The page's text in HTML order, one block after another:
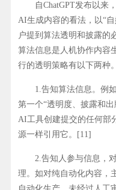
自ChatGPT发布以来，
AI生成内容的看法，以“
户提到算法透明和披露的
算法信息是人机协作内容
行的透明策略有以下两种。
1.告知算法信息。例如
第一个“透明度、披露和
AI工具创建提交的任何部
源一样引用它。[11]
2.告知人参与信息，对
理。如对纯自动化内容，